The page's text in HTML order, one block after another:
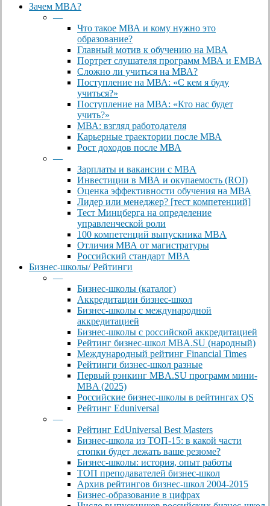
Close
Зачем MBA?
—
Что такое МВА и кому нужно это
образование?
Главный мотив к обучению на МВА
Портрет слушателя программ МВА и EMBA
Сложно ли учиться на МВА?
Поступление на МВА: «С кем я буду
учиться?»
Поступление на МВА: «Кто нас будет
учить?»
МВА: взгляд работодателя
Карьерные траектории после МВА
Рост доходов после МВА
—
Зарплаты и вакансии с MBA
Инвестиции в МВА и окупаемость (ROI)
Оценка эффективности обучения на МВА
Лидер или менеджер? [тест компетенций]
Тест Минцберга на определение
управленческой роли
100 компетенций выпускника MBA
Отличия МВА от магистратуры
Российский стандарт MBA
Бизнес-школы/ Рейтинги
—
Бизнес-школы (каталог)
Аккредитации бизнес-школ
Бизнес-школы с международной
аккредитацией
Бизнес-школы с российской аккредитацией
Рейтинг бизнес-школ MBA.SU (народный)
Международный рейтинг Financial Times
Рейтинги бизнес-школ разные
Первый рэнкинг MBA.SU программ мини-
MBA (2025)
Российские бизнес-школы в рейтингах QS
Рейтинг Eduniversal
—
Рейтинг EdUniversal Best Masters
Бизнес-школа из ТОП-15: в какой части
стопки будет лежать ваше резюме?
Бизнес-школы: история, опыт работы
ТОП преподавателей бизнес-школ
Архив рейтингов бизнес-школ 2004-2015
Бизнес-образование в цифрах